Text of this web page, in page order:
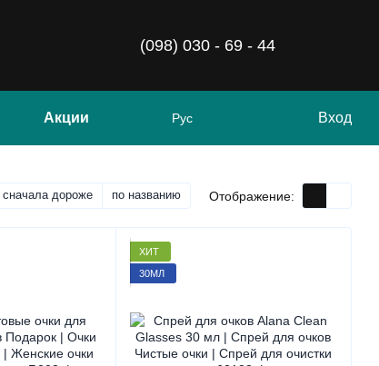
(098) 030 - 69 - 44
Акции Рус Вход
сначала дороже по названию Отображение:
ХИТ
30МЛ